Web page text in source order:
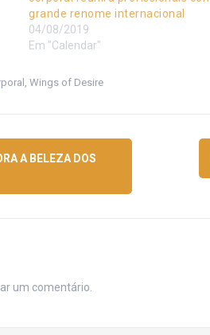
grande renome internacional
04/08/2019
Em "Calendar"
, Wings of Desire
A BELEZA DOS
um comentário.